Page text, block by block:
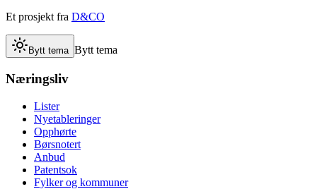
Et prosjekt fra D&CO
Bytt tema Bytt tema
Næringsliv
Lister
Nyetableringer
Opphørte
Børsnotert
Anbud
Patentsok
Fylker og kommuner